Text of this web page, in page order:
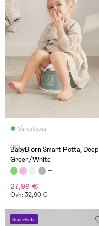
Varastossa
(21)
BabyBjörn Smart Potta, Deep
Green/White
27,99 €
Ovh: 32,90 €
Superhinta